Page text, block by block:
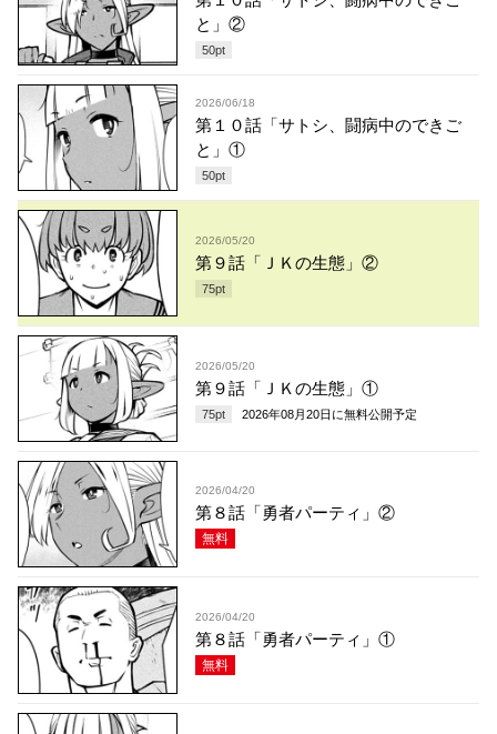
と」②
50pt
2026/06/18
第１０話「サトシ、闘病中のできご
と」①
50pt
2026/05/20
第９話「ＪＫの生態」②
75pt
2026/05/20
第９話「ＪＫの生態」①
75pt 2026年08月20日 に無料公開予定
2026/04/20
第８話「勇者パーティ」②
無料
2026/04/20
第８話「勇者パーティ」①
無料